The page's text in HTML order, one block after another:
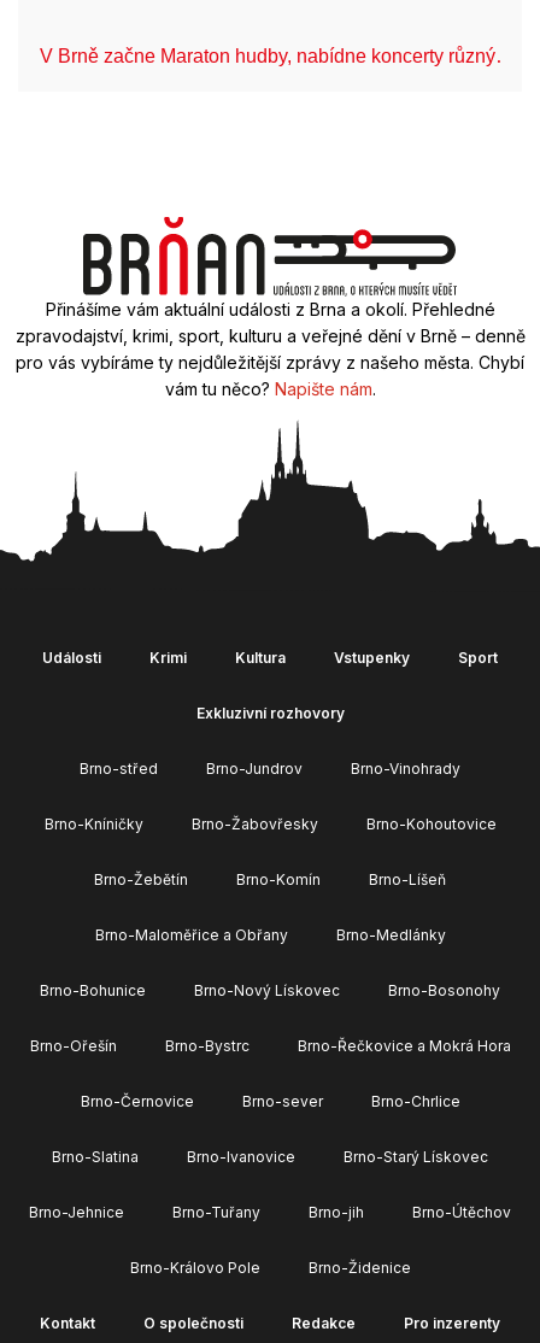
V Brně začne Maraton hudby, nabídne koncerty různý…
Přinášíme vám aktuální události z Brna a okolí. Přehledné
zpravodajství, krimi, sport, kulturu a veřejné dění v Brně – denně
pro vás vybíráme ty nejdůležitější zprávy z našeho města. Chybí
vám tu něco? Napište nám.
Události Krimi Kultura Vstupenky Sport
Exkluzivní rozhovory
Brno-střed Brno-Jundrov Brno-Vinohrady
Brno-Kníničky Brno-Žabovřesky Brno-Kohoutovice
Brno-Žebětín Brno-Komín Brno-Líšeň
Brno-Maloměřice a Obřany Brno-Medlánky
Brno-Bohunice Brno-Nový Lískovec Brno-Bosonohy
Brno-Ořešín Brno-Bystrc Brno-Řečkovice a Mokrá Hora
Brno-Černovice Brno-sever Brno-Chrlice
Brno-Slatina Brno-Ivanovice Brno-Starý Lískovec
Brno-Jehnice Brno-Tuřany Brno-jih Brno-Útěchov
Brno-Královo Pole Brno-Židenice
Kontakt O společnosti Redakce Pro inzerenty